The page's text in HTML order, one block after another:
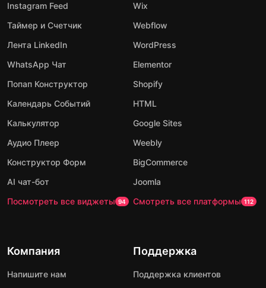
Instagram Feed
Таймер и Счетчик
Лента LinkedIn
WhatsApp Чат
Попап Конструктор
Календарь Событий
Калькулятор
Аудио Плеер
Конструктор Форм
AI чат-бот
Посмотреть все виджеты 94
Wix
Webflow
WordPress
Elementor
Shopify
HTML
Google Sites
Weebly
BigCommerce
Joomla
Смотреть все платформы 112
Компания
Напишите нам
Поддержка
Поддержка клиентов